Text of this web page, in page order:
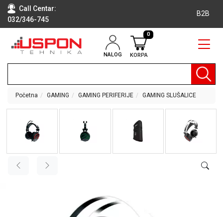
Call Centar:
032/346-745
B2B
NALOG KORPA
0
RAČUNARI
TEHNIKA
OPREMA
AUDIO,
VIDEO
Početna GAMING GAMING PERIFERIJE GAMING SLUŠALICE